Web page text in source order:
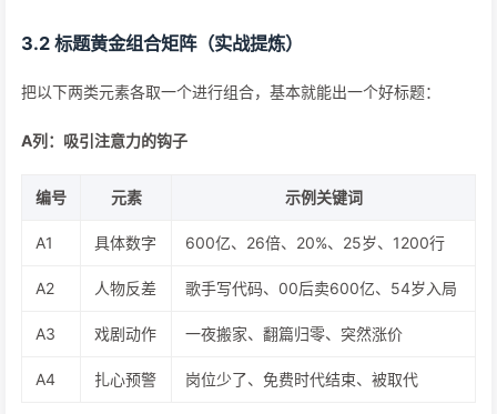
3.2 标题黄金组合矩阵（实战提炼）
把以下两类元素各取一个进行组合，基本就能出一个好标题：
A列：吸引注意力的钩子
编号 元素 示例关键词
A1 具体数字 600亿、26倍、20%、25岁、1200行
A2 人物反差 歌手写代码、00后卖600亿、54岁入局
A3 戏剧动作 一夜搬家、翻篇归零、突然涨价
A4 扎心预警 岗位少了、免费时代结束、被取代